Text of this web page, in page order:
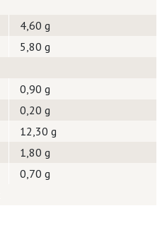
4,60 g
5,80 g
0,90 g
0,20 g
12,30 g
1,80 g
0,70 g